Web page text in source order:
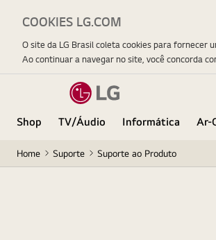
Shop TV/Áudio Informática Ar-
Home Suporte Suporte ao Produto
COOKIES LG.COM
O site da LG Brasil coleta cookies para fornecer
Ao continuar a navegar no site, você concorda